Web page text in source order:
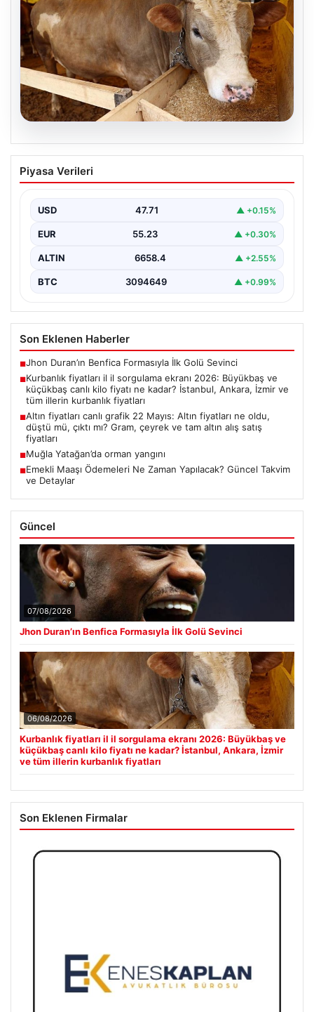
06.08.2026
Kurbanlık fiyatları il il sorgulama ekranı
2026: Büyükbaş ve küçükbaş canlı kilo
ve tüm illerin kurbanlık fiyatları
Piyasa Verileri
USD 47.71 ▲ +0.15%
EUR 55.23 ▲ +0.30%
ALTIN 6658.4 ▲ +2.55%
BTC 3094649 ▲ +0.99%
Son Eklenen Haberler
■Jhon Duran’ın Benfica Formasıyla İlk Golü Sevinci
■Kurbanlık fiyatları il il sorgulama ekranı 2026: Büyükbaş ve
küçükbaş canlı kilo fiyatı ne kadar? İstanbul, Ankara, İzmir ve
tüm illerin kurbanlık fiyatları
■Altın fiyatları canlı grafik 22 Mayıs: Altın fiyatları ne oldu,
düştü mü, çıktı mı? Gram, çeyrek ve tam altın alış satış
fiyatları
■Muğla Yatağan’da orman yangını
■Emekli Maaşı Ödemeleri Ne Zaman Yapılacak? Güncel Takvim
ve Detaylar
Güncel
07/08/2026
Jhon Duran’ın Benfica Formasıyla İlk Golü Sevinci
06/08/2026
Kurbanlık fiyatları il il sorgulama ekranı 2026: Büyükbaş ve
küçükbaş canlı kilo fiyatı ne kadar? İstanbul, Ankara, İzmir
ve tüm illerin kurbanlık fiyatları
Son Eklenen Firmalar